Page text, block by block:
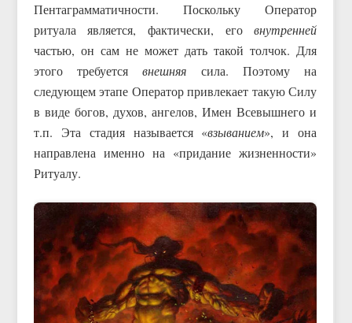
Пентаграмматичности. Поскольку Оператор
ритуала является, фактически, еговнутренней
частью, он сам не может дать такой толчок. Для
этого требуетсявнешняя сила. Поэтому на
следующем этапе Оператор привлекает такую Силу
в виде богов, духов, ангелов, Имен Всевышнего и
т.п. Эта стадия называется «взыванием», и она
направлена именно на «придание жизненности»
Ритуалу.